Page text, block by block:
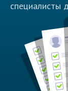
специалисты